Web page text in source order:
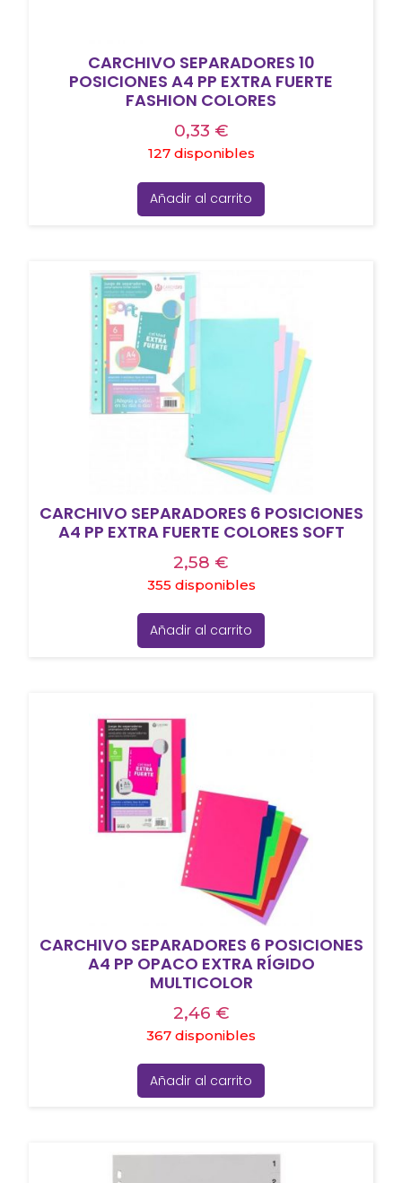
CARCHIVO SEPARADORES 10
POSICIONES A4 PP EXTRA FUERTE
FASHION COLORES
0,33 €
127 disponibles
Añadir al carrito
CARCHIVO SEPARADORES 6 POSICIONES
A4 PP EXTRA FUERTE COLORES SOFT
2,58 €
355 disponibles
Añadir al carrito
CARCHIVO SEPARADORES 6 POSICIONES
A4 PP OPACO EXTRA RÍGIDO
MULTICOLOR
2,46 €
367 disponibles
Añadir al carrito